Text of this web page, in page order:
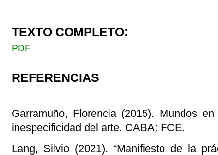
TEXTO COMPLETO:
PDF
REFERENCIAS
Garramuño, Florencia (2015). Mundos
inespecificidad del arte. CABA: FCE.
Lang, Silvio (2021). “Manifiesto de la